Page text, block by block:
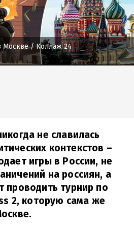
Москве/ Коллаж 24
не славилась
контекстов –
игры в России, не
на россиян, а
проводить турнир по
2, которую сама же